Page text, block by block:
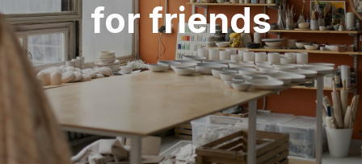
Формат индивидуального мастер-класса для
группы 6-10 человек – это отличный вариант
встретиться компанией друзей и близких или
провести корпоративный праздник, погрузившись
в творческий процесс.
Оставляйте заявку в форме ниже, если хотите